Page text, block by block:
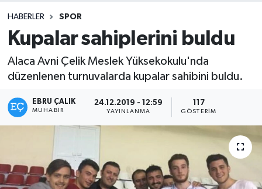
HABERLER SPOR
Kupalar sahiplerini buldu
Alaca Avni Çelik Meslek Yüksekokulu'nda
düzenlenen turnuvalarda kupalar sahibini buldu.
EBRU ÇALIK
MUHABIR
24.12.2019 - 12:59
YAYINLANMA
117
GÖSTERIM
Haber Arşivi